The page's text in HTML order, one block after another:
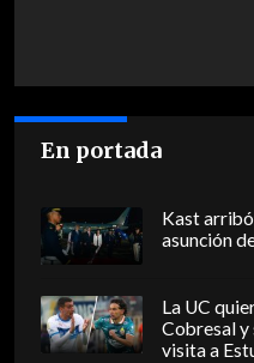
En portada
Kast
asunción
La UC
Cobresal y
visita a